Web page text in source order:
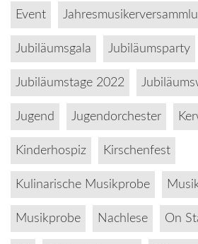
Event
Jubiläumsgala Jubiläumsparty
Jubiläumstage 2022
Jugend Jugendorchester
Kinderhospiz Kirschenfest
Kulinarische Musikprobe
Musikprobe Nachlese On